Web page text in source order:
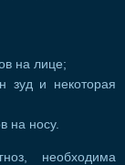
на лице;
зуд и некоторая
на носу.
необходима